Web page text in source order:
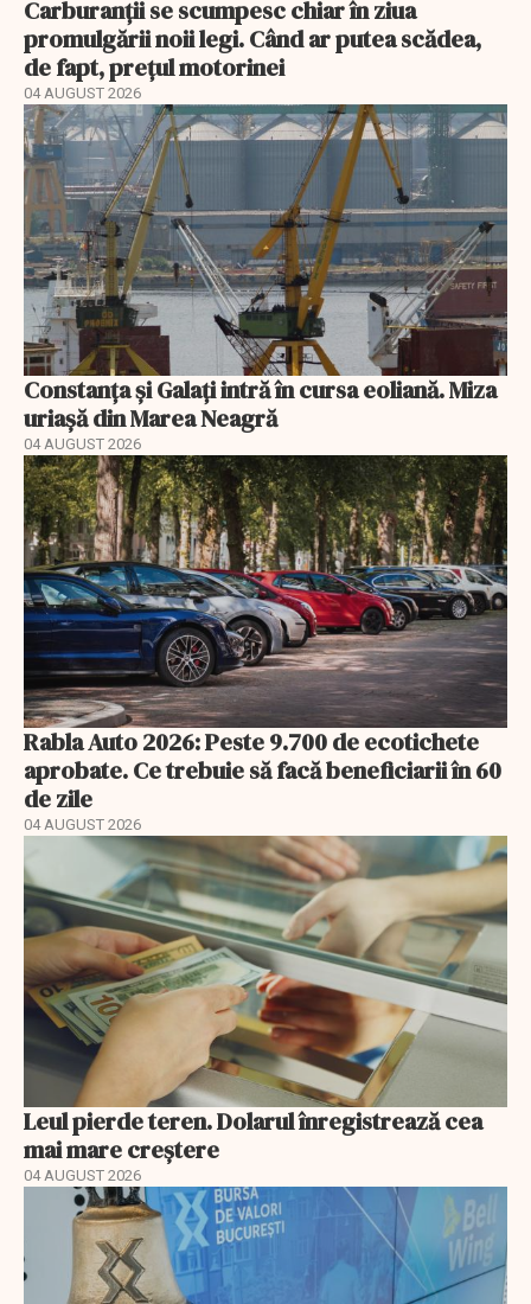
Carburanții se scumpesc chiar în ziua
promulgării noii legi. Când ar putea scădea,
de fapt, prețul motorinei
04 AUGUST 2026
Constanța și Galați intră în cursa eoliană. Miza
uriașă din Marea Neagră
04 AUGUST 2026
Rabla Auto 2026: Peste 9.700 de ecotichete
aprobate. Ce trebuie să facă beneficiarii în 60
de zile
04 AUGUST 2026
Leul pierde teren. Dolarul înregistrează cea
mai mare creștere
04 AUGUST 2026